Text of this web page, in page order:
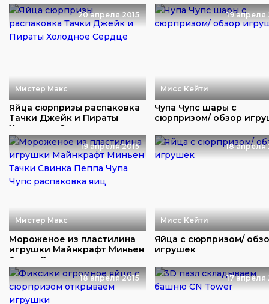
20 апреля 2015
Мистер Макс
Яйца сюрпризы распаковка
Тачки Джейк и Пираты
Холодное Сердц...
19 апреля
Мисс Кейти
Чупа Чупс шары с
сюрпризом/ обзор
19 апреля 2015
Мистер Макс
Мороженое из пластилина
игрушки Майнкрафт Миньен
Тачки Свинк...
18 апреля
Мисс Кейти
Яйца с сюрпризом/
игрушек
18 апреля 2015 17 апреля